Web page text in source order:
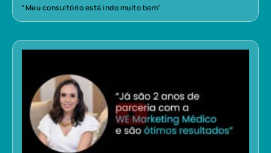
“Meu consultório está indo muito bem”